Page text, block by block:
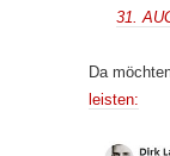
31.
Da
leisten: